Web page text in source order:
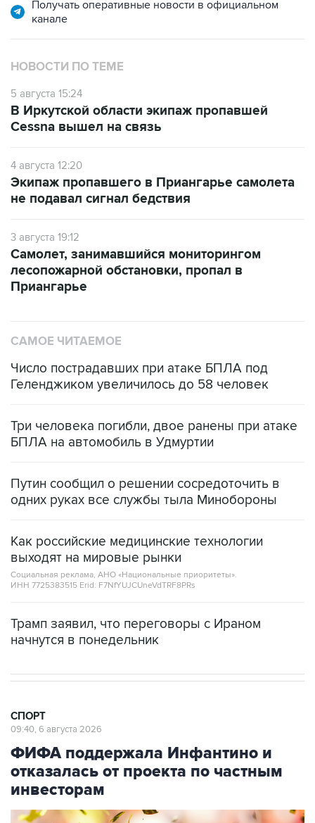
НОВОСТИ ПО ТЕМЕ
5 августа 15:24
Cessna вышел на связь
не подавал сигнал бедствия
3 августа 19:12
лесопожарной обстановки, пропал в
Приангарье
Число пострадавших при атаке БПЛА под
Три человека погибли, двое ранены при атаке
Путин сообщил о решении сосредоточить в
Как российские медицинские технологии
Социальная реклама, АНО «Национальные приоритеты».
ИНН 7725383515 Erid: F7NfYUJCUneVdTRF8PRs
ФИФА поддержала Инфантино и
отказалась от проекта по частным
инвесторам